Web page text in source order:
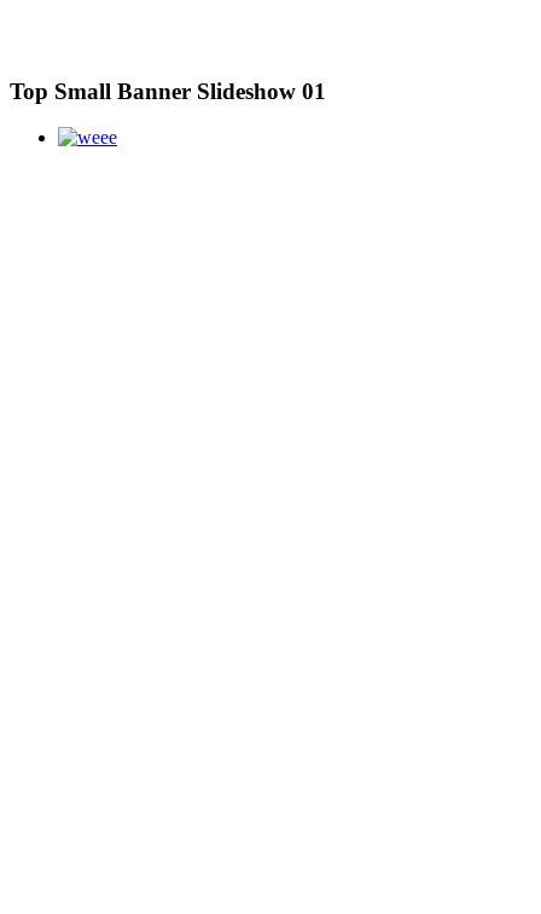
Top Small Banner Slideshow 01